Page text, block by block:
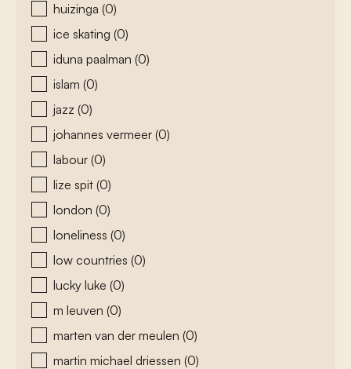
huizinga (0)
ice skating (0)
iduna paalman (0)
islam (0)
jazz (0)
johannes vermeer (0)
labour (0)
lize spit (0)
london (0)
loneliness (0)
low countries (0)
lucky luke (0)
m leuven (0)
marten van der meulen (0)
martin michael driessen (0)